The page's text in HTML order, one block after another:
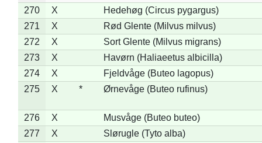
270
X
Hedehøg (Circus pygargus)
271
X
Rød Glente (Milvus milvus)
272
X
Sort Glente (Milvus migrans)
273
X
Havørn (Haliaeetus albicilla)
274
X
Fjeldvåge (Buteo lagopus)
275
X * Ørnevåge (Buteo rufinus)
276 X
Musvåge (Buteo buteo)
277
X
Slørugle (Tyto alba)